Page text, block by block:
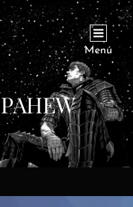
Menú
PAHEW